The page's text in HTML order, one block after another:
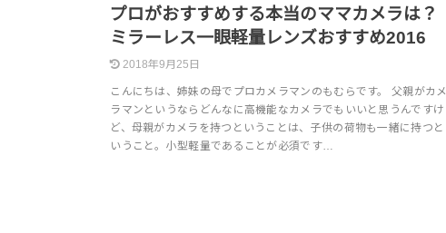
プロがおすすめする本当のママカメラは？
ミラーレス一眼軽量レンズおすすめ2016
2018年9月25日
こんにちは、姉妹の母でプロカメラマンのもむらです。 父親がカメ
ラマンというならどんなに高機能なカメラでもいいと思うんですけ
ど、母親がカメラを持つということは、子供の荷物も一緒に持つと
いうこと。小型軽量であることが必須です…